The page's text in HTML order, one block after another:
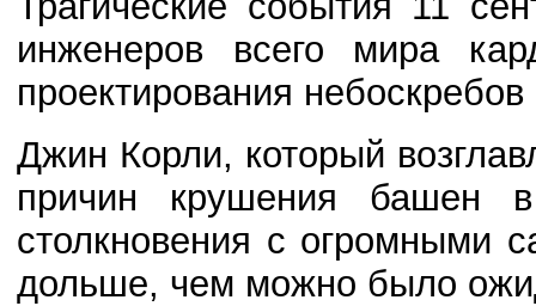
инженеров всего мира
проектирования
Джин Корли, который
причин крушения башен
столкновения с огромными
дольше, чем можно было